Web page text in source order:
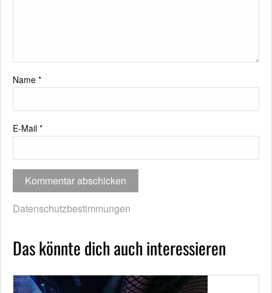
Name *
E-Mail *
Datenschutzbestimmungen
Das könnte dich auch interessieren